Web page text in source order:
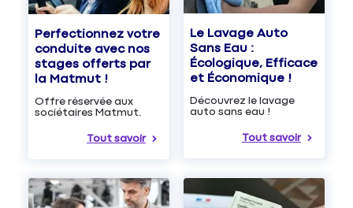
Perfectionnez votre
conduite avec nos
stages offerts par
la Matmut !
Offre réservée aux
sociétaires Matmut.
Tout savoir
Le Lavage Auto
Sans Eau :
Écologique, Efficace
et Économique !
Découvrez le lavage
auto sans eau !
Tout savoir